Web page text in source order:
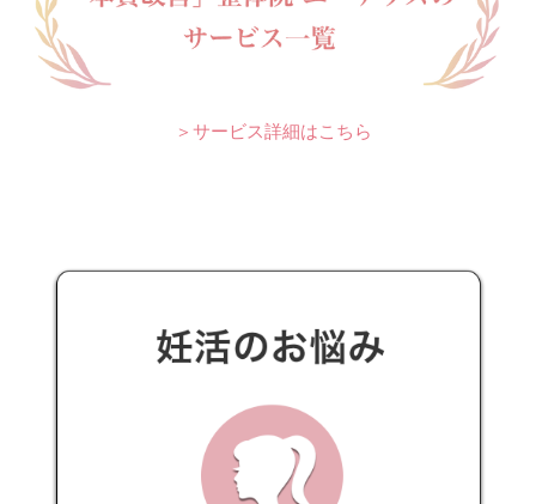
＞サービス詳細はこちら